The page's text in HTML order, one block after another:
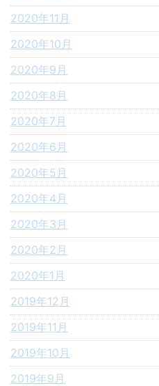
2020年11月
2020年10月
2020年9月
2020年8月
2020年7月
2020年6月
2020年5月
2020年4月
2020年3月
2020年2月
2020年1月
2019年12月
2019年11月
2019年10月
2019年9月